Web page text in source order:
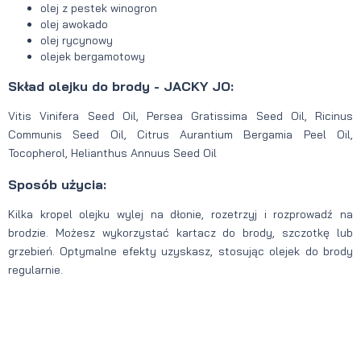
olej z pestek winogron
olej awokado
olej rycynowy
olejek bergamotowy
Skład olejku do brody - JACKY JO:
Vitis Vinifera Seed Oil, Persea Gratissima Seed Oil, Ricinus
Communis Seed Oil, Citrus Aurantium Bergamia Peel Oil,
Tocopherol, Helianthus Annuus Seed Oil
Sposób użycia:
Kilka kropel olejku wylej na dłonie, rozetrzyj i rozprowadź na
brodzie. Możesz wykorzystać kartacz do brody, szczotkę lub
grzebień. Optymalne efekty uzyskasz, stosując olejek do brody
regularnie.